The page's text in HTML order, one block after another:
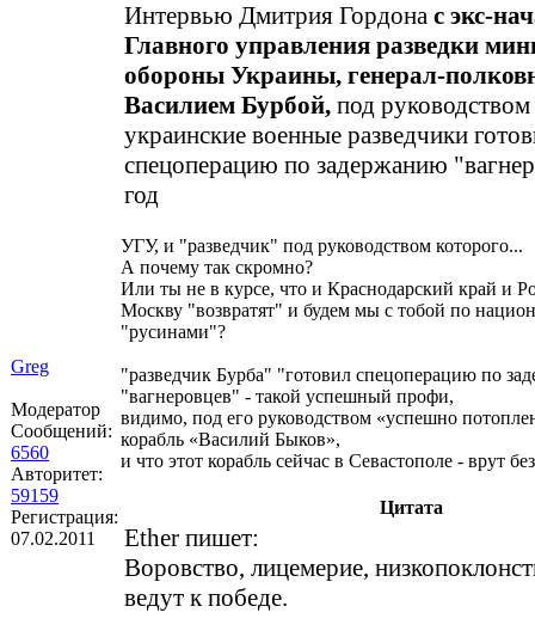
Greg
Модератор
Сообщений:
6560
Авторитет:
59159
Регистрация:
07.02.2011
Интервью Дмитрия Гордона с экс-
Главного управления разведки
обороны Украины, генерал-
Василием Бурбой, под
украинские военные разведчики
спецоперацию по задержанию
год
УГУ, и "разведчик" под руководством которого...
А почему так скромно?
Или ты не в курсе, что и Краснодарский край и
Москву "возвратят" и будем мы с тобой по
"русинами"?
"разведчик Бурба" "готовил спецоперацию по
"вагнеровцев" - такой успешный профи,
видимо, под его руководством «успешно
корабль «Василий Быков»,
и что этот корабль сейчас в Севастополе - врут
Цитата
Ether пишет:
Воровство, лицемерие,
ведут к победе.